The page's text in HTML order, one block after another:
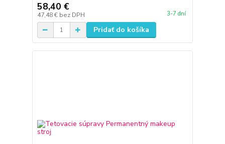
58,40 €
47,48 € bez DPH 3-7 dní
Pridať do košíka